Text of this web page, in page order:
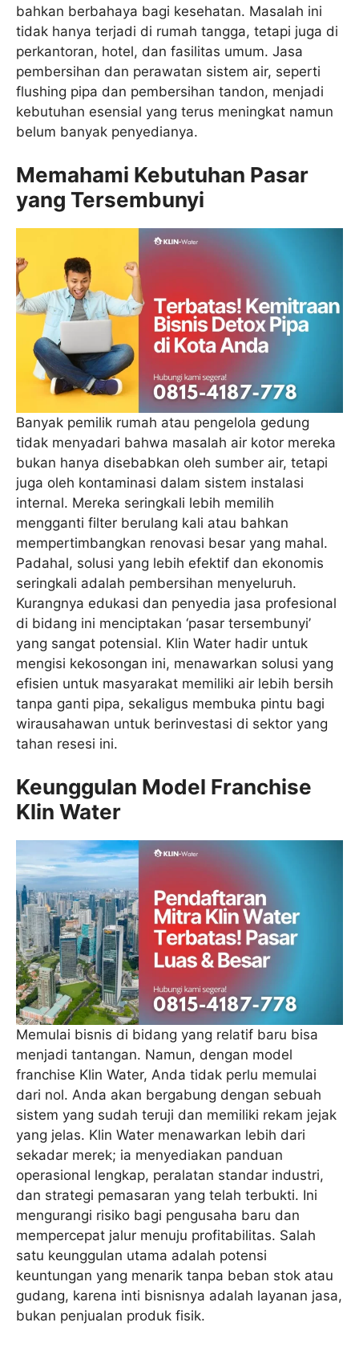
bahkan berbahaya bagi kesehatan. Masalah ini
tidak hanya terjadi di rumah tangga, tetapi juga di
perkantoran, hotel, dan fasilitas umum. Jasa
pembersihan dan perawatan sistem air, seperti
flushing pipa dan pembersihan tandon, menjadi
kebutuhan esensial yang terus meningkat namun
belum banyak penyedianya.
Memahami Kebutuhan Pasar
yang Tersembunyi
Banyak pemilik rumah atau pengelola gedung
tidak menyadari bahwa masalah air kotor mereka
bukan hanya disebabkan oleh sumber air, tetapi
juga oleh kontaminasi dalam sistem instalasi
internal. Mereka seringkali lebih memilih
mengganti filter berulang kali atau bahkan
mempertimbangkan renovasi besar yang mahal.
Padahal, solusi yang lebih efektif dan ekonomis
seringkali adalah pembersihan menyeluruh.
Kurangnya edukasi dan penyedia jasa profesional
di bidang ini menciptakan ‘pasar tersembunyi’
yang sangat potensial. Klin Water hadir untuk
mengisi kekosongan ini, menawarkan solusi yang
efisien untuk masyarakat memiliki air lebih bersih
tanpa ganti pipa, sekaligus membuka pintu bagi
wirausahawan untuk berinvestasi di sektor yang
tahan resesi ini.
Keunggulan Model Franchise
Klin Water
Memulai bisnis di bidang yang relatif baru bisa
menjadi tantangan. Namun, dengan model
franchise Klin Water, Anda tidak perlu memulai
dari nol. Anda akan bergabung dengan sebuah
sistem yang sudah teruji dan memiliki rekam jejak
yang jelas. Klin Water menawarkan lebih dari
sekadar merek; ia menyediakan panduan
operasional lengkap, peralatan standar industri,
dan strategi pemasaran yang telah terbukti. Ini
mengurangi risiko bagi pengusaha baru dan
mempercepat jalur menuju profitabilitas. Salah
satu keunggulan utama adalah potensi
keuntungan yang menarik tanpa beban stok atau
gudang, karena inti bisnisnya adalah layanan jasa,
bukan penjualan produk fisik.